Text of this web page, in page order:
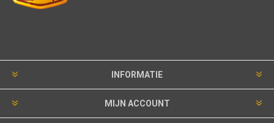
INFORMATIE
MIJN ACCOUNT